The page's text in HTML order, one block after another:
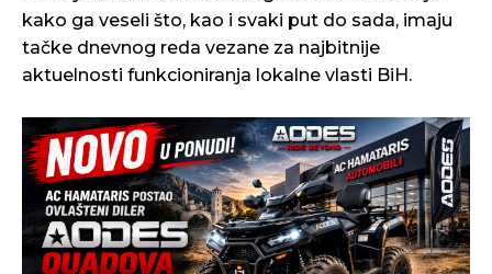
kako ga veseli što, kao i svaki put do sada, imaju
tačke dnevnog reda vezane za najbitnije
aktuelnosti funkcioniranja lokalne vlasti BiH.